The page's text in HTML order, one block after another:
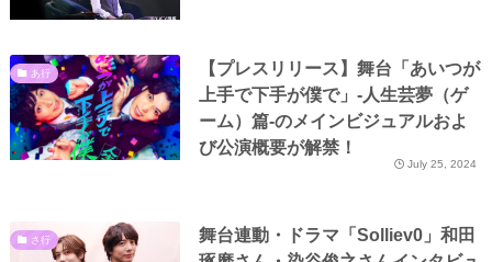
あ行
【プレスリリース】舞台「あいつが
上手で下手が僕で」-人生芸夢（ゲ
ーム）篇-のメインビジュアルおよ
び公演概要が解禁！
July 25, 2024
さ行
舞台連動・ドラマ「Solliev0」和田